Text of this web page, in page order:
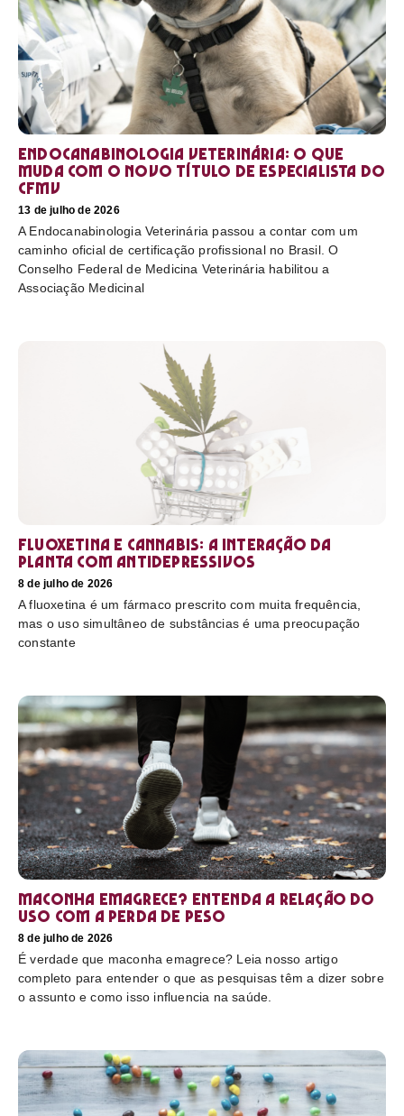
Endocanabinologia Veterinária: o que
muda com o novo título de especialista do
CFMV
13 de julho de 2026
A Endocanabinologia Veterinária passou a contar com um
caminho oficial de certificação profissional no Brasil. O
Conselho Federal de Medicina Veterinária habilitou a
Associação Medicinal
Fluoxetina e Cannabis: a interação da
planta com antidepressivos
8 de julho de 2026
A fluoxetina é um fármaco prescrito com muita frequência,
mas o uso simultâneo de substâncias é uma preocupação
constante
Maconha emagrece? Entenda a relação do
uso com a perda de peso
8 de julho de 2026
É verdade que maconha emagrece? Leia nosso artigo
completo para entender o que as pesquisas têm a dizer sobre
o assunto e como isso influencia na saúde.